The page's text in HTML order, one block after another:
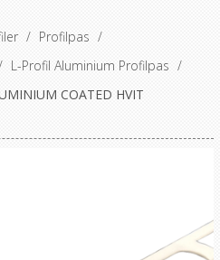
/ Profilpas /
L-Profil Aluminium Profilpas /
COATED HVIT